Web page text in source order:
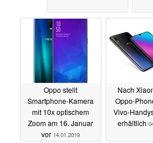
Oppo stellt
Smartphone-Kamera
mit 10x optischem
Zoom am 16. Januar
vor 14.01.2019
Nach
Oppo-
Vivo-
erhältlich